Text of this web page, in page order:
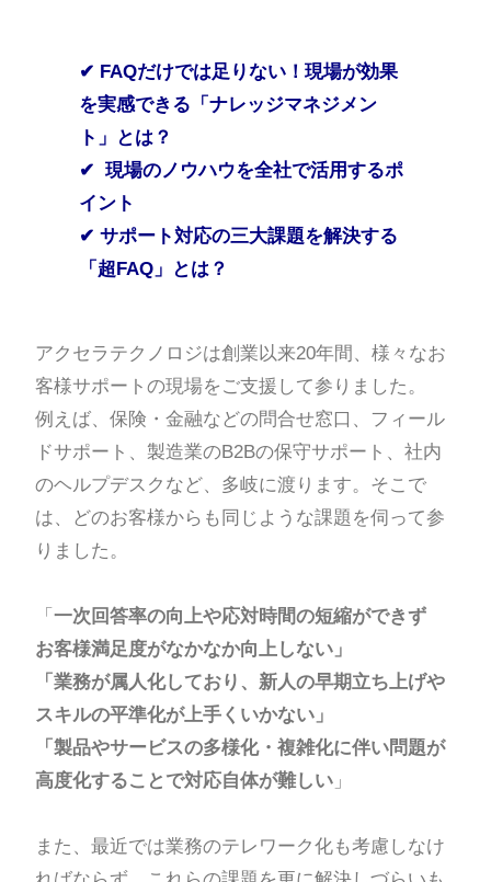
✔ FAQだけでは足りない！現場が効果
を実感できる「ナレッジマネジメン
ト」とは？
✔ 現場のノウハウを全社で活用するポ
イント
✔ サポート対応の三大課題を解決する
「超FAQ」とは？
アクセラテクノロジは創業以来20年間、様々なお
客様サポートの現場をご支援して参りました。
例えば、保険・金融などの問合せ窓口、フィール
ドサポート、製造業のB2Bの保守サポート、社内
のヘルプデスクなど、多岐に渡ります。そこで
は、どのお客様からも同じような課題を伺って参
りました。
「 一次回答率の向上や応対時間の短縮ができず
お客様満足度がなかなか向上しない」
「業務が属人化しており、新人の早期立ち上げや
スキルの平準化が上手くいかない」
「製品やサービスの多様化・複雑化に伴い問題が
高度化することで対応自体が難しい」
また、最近では業務のテレワーク化も考慮しなけ